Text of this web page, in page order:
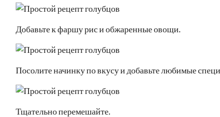
Добавьте к фаршу рис и обжаренные овощи.
Посолите начинку по вкусу и добавьте любимые
Тщательно перемешайте.